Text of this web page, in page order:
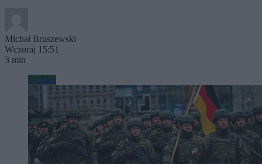
Michał Bruszewski
Wczoraj 15:51
3 min
Wojsko